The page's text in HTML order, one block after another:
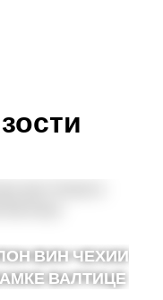
ВИН ЧЕХИИ
ВАЛТИЦЕ